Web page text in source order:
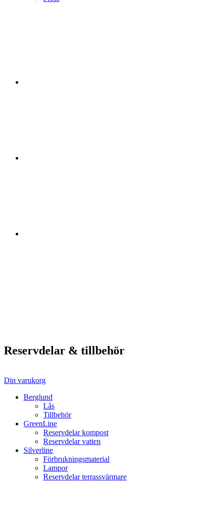
Reservdelar & tillbehör
Din varukorg
Berglund
Lås
Tillbehör
GreenLine
Reservdelar kompost
Reservdelar vatten
Silverline
Förbrukningsmaterial
Lampor
Reservdelar terrassvärmare